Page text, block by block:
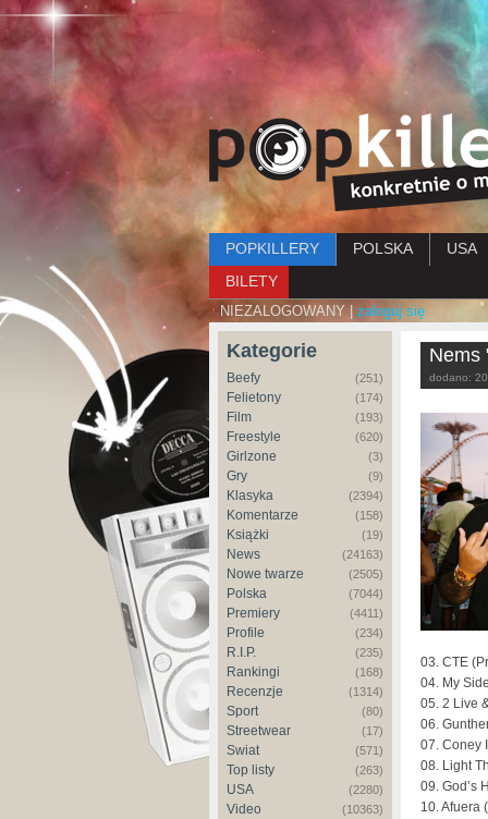
Menu główne
POPKILLERY POLSKA
USA
BILETY
NIEZALOGOWANY | zaloguj się
Kategorie
Beefy (251)
Felietony (174)
Film (193)
Freestyle (620)
Girlzone (3)
Gry (9)
Klasyka (2394)
Komentarze (158)
Książki (19)
News (24163)
Nowe twarze (2505)
Polska (7044)
Premiery (4411)
Profile (234)
R.I.P. (235)
Rankingi (168)
Recenzje (1314)
Sport (80)
Streetwear (17)
Świat (571)
Top listy (263)
USA (2280)
Video (10363)
Nems
dodano:
03. CTE
04. My
05. 2 Live
06.
07. Coney
08. Light
09. God’s
10. Afuera